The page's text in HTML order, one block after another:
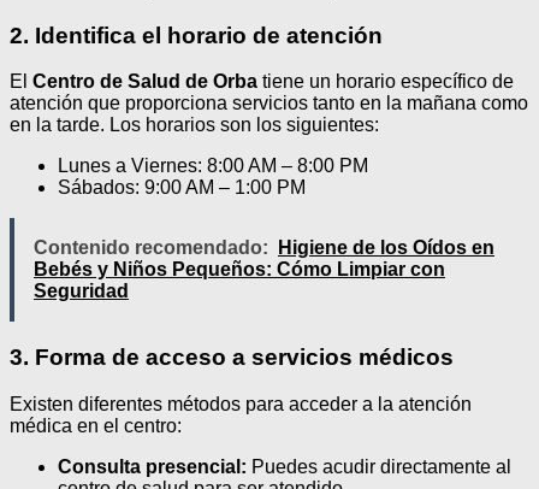
2. Identifica el horario de atención
El Centro de Salud de Orba tiene un horario específico de
atención que proporciona servicios tanto en la mañana como
en la tarde. Los horarios son los siguientes:
Lunes a Viernes: 8:00 AM – 8:00 PM
Sábados: 9:00 AM – 1:00 PM
Contenido recomendado:
Higiene de los Oídos en
Bebés y Niños Pequeños: Cómo Limpiar con
Seguridad
3. Forma de acceso a servicios médicos
Existen diferentes métodos para acceder a la atención
médica en el centro:
Consulta presencial: Puedes acudir directamente al